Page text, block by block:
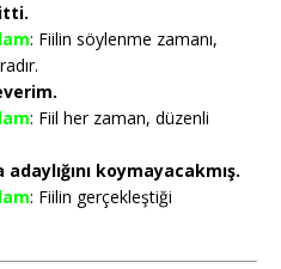
: Fiilin söylenme zamanı,
: Fiil her zaman, düzenli
adaylığını koymayacakmış.
: Fiilin gerçekleştiği